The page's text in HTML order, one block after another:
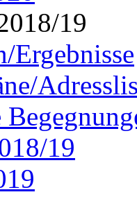
19
Ergebnisse
19